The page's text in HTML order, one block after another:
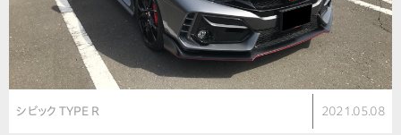
シビック TYPE R 2021.05.08